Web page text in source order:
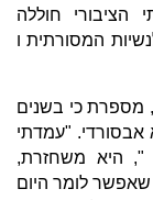
חוללה
המסורתית ו
מספרת כי בשנים
"עמדתי
", היא משחזרת,
שאפשר לומר היום